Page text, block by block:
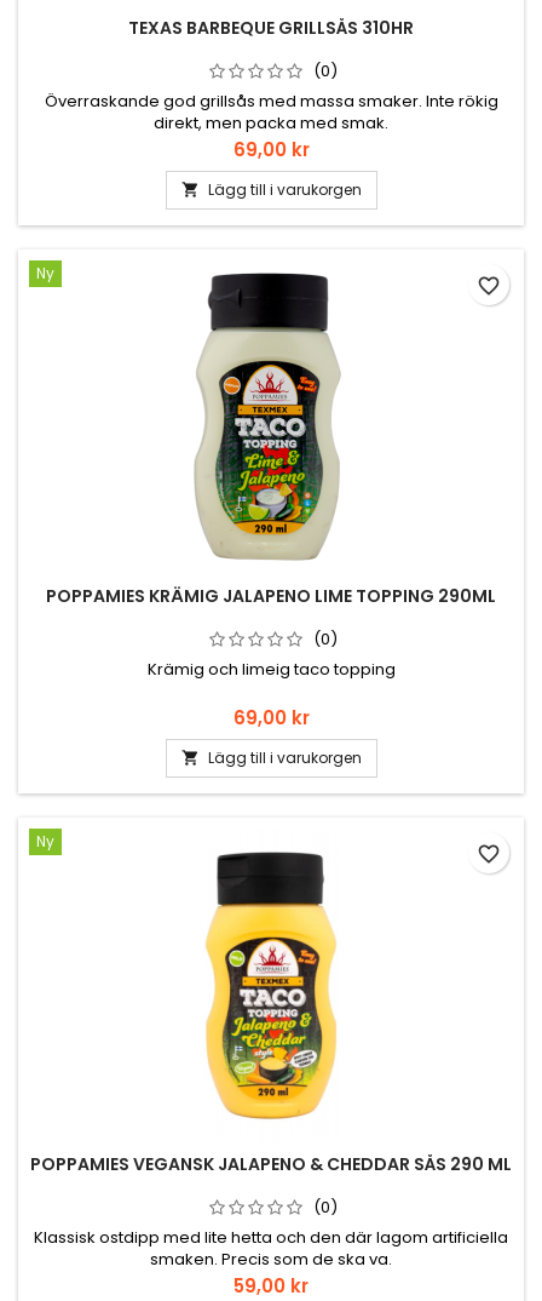
TEXAS BARBEQUE GRILLSÅS 310HR
(0)
Överraskande god grillsås med massa smaker. Inte rökig
direkt, men packa med smak.
Pris
69,00 kr
 Lägg till i varukorgen
Ny
POPPAMIES KRÄMIG JALAPENO LIME TOPPING 290ML
(0)
Krämig och limeig taco topping
Pris
69,00 kr
 Lägg till i varukorgen
favorite_border
Ny
POPPAMIES VEGANSK JALAPENO & CHEDDAR SÅS 290 ML
(0)
Klassisk ostdipp med lite hetta och den där lagom artificiella
smaken. Precis som de ska va.
Pris
59,00 kr
favorite_border